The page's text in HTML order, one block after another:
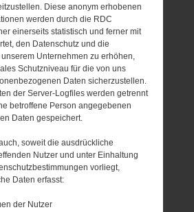
Diese anonym erhobenen
werden durch die RDC
einerseits statistisch und ferner mit
den Datenschutz und die
Unternehmen zu erhöhen,
Schutzniveau für die von uns
Daten sicherzustellen.
der Server-Logfiles werden getrennt
betroffene Person angegebenen
Daten gespeichert.
soweit die ausdrückliche
Nutzer und unter Einhaltung
vorliegt,
Daten erfasst:
der Nutzer